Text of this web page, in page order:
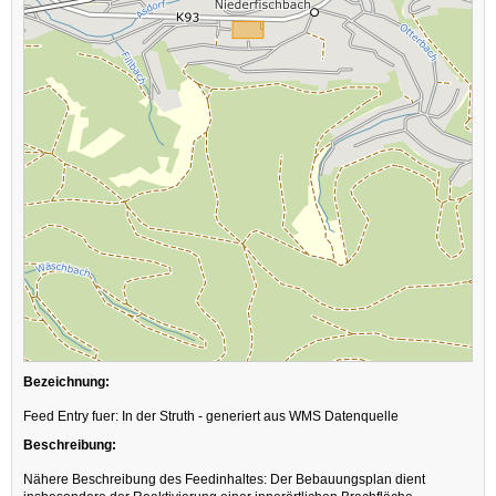
Bezeichnung:
Feed Entry fuer: In der Struth - generiert aus WMS Datenquelle
Beschreibung:
Nähere Beschreibung des Feedinhaltes: Der Bebauungsplan dient